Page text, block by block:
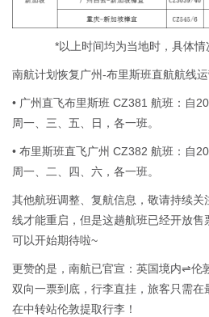
*以上时间均为当地时，具体情
南航计划恢复广州-布里斯班直航航线
• 广州直飞布里斯班 CZ381 航班：自
周一、三、五、日，各一班。
• 布里斯班直飞广州 CZ382 航班：自
周一、二、四、六，各一班。
其他航班调整、复航信息，敬请持续
线才能重启，但是这趟航班已经开放
可以开始期待啦~
更赞的是，南航已官宣：英国境内⇌伦
双向一票到底，行李直挂，旅客只需
在中转站伦敦提取行李！